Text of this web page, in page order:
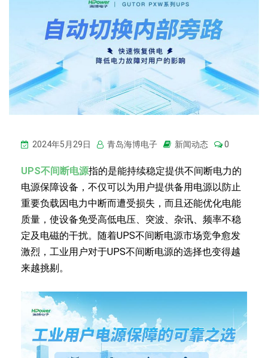
2024年5月29日 青岛海博电子 新闻动态 0
UPS不间断电源指的是能持续稳定提供不间断电力的
电源保障设备，不仅可以为用户提供备用电源以防止
重要负载因电力中断而遭受损失，而且还能优化电能
质量，使设备免受高低电压、突波、杂讯、频率不稳
定及电磁的干扰。随着UPS不间断电源市场竞争愈发
激烈，工业用户对于UPS不间断电源的选择也变得越
来越挑剔。